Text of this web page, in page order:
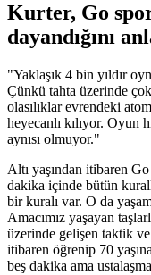
Kurter, Go
dayandığını
"Yaklaşık 4 bin yıldır
Çünkü tahta üzerinde
olasılıklar evrendeki
heyecanlı kılıyor.
aynısı olmuyor."
Altı yaşından itibaren
dakika içinde bütün
bir kuralı var. O da
Amacımız yaşayan
üzerinde gelişen taktik
itibaren öğrenip 70
beş dakika ama